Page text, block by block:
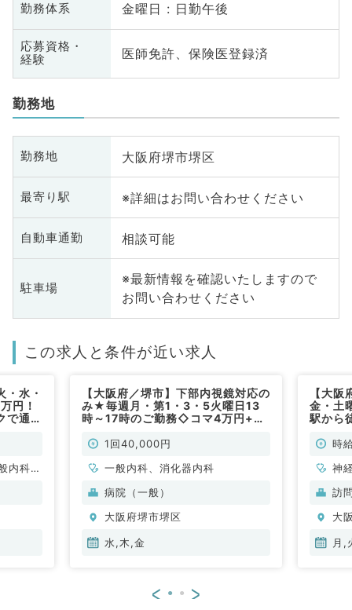
勤務体系 金曜日 : 日勤午後
応募資格・
経験
医師免許、保険医登録済
勤務地
勤務地 大阪府堺市堺区
最寄り駅 ※詳細はお問い合わせください
自動車通勤 相談可能
駐車場
※最新情報を確認いたしますので
お問い合わせください
この求人と条件が近い求人
・水・
円！
で通勤
内科、
【大阪府／堺市】下部内視鏡対応の
み★毎週月・第1・3・5火曜日13
時～17時のご勤務◇コマ4万円+交
（消化器内科／非常勤）
1回40,000円
一般内科、消化器内科
病院（一般）
大阪府堺市堺区
水,木,金
【大
金・土
駅から
系／非
時
神
循
科
科
訪
大
月,
< >